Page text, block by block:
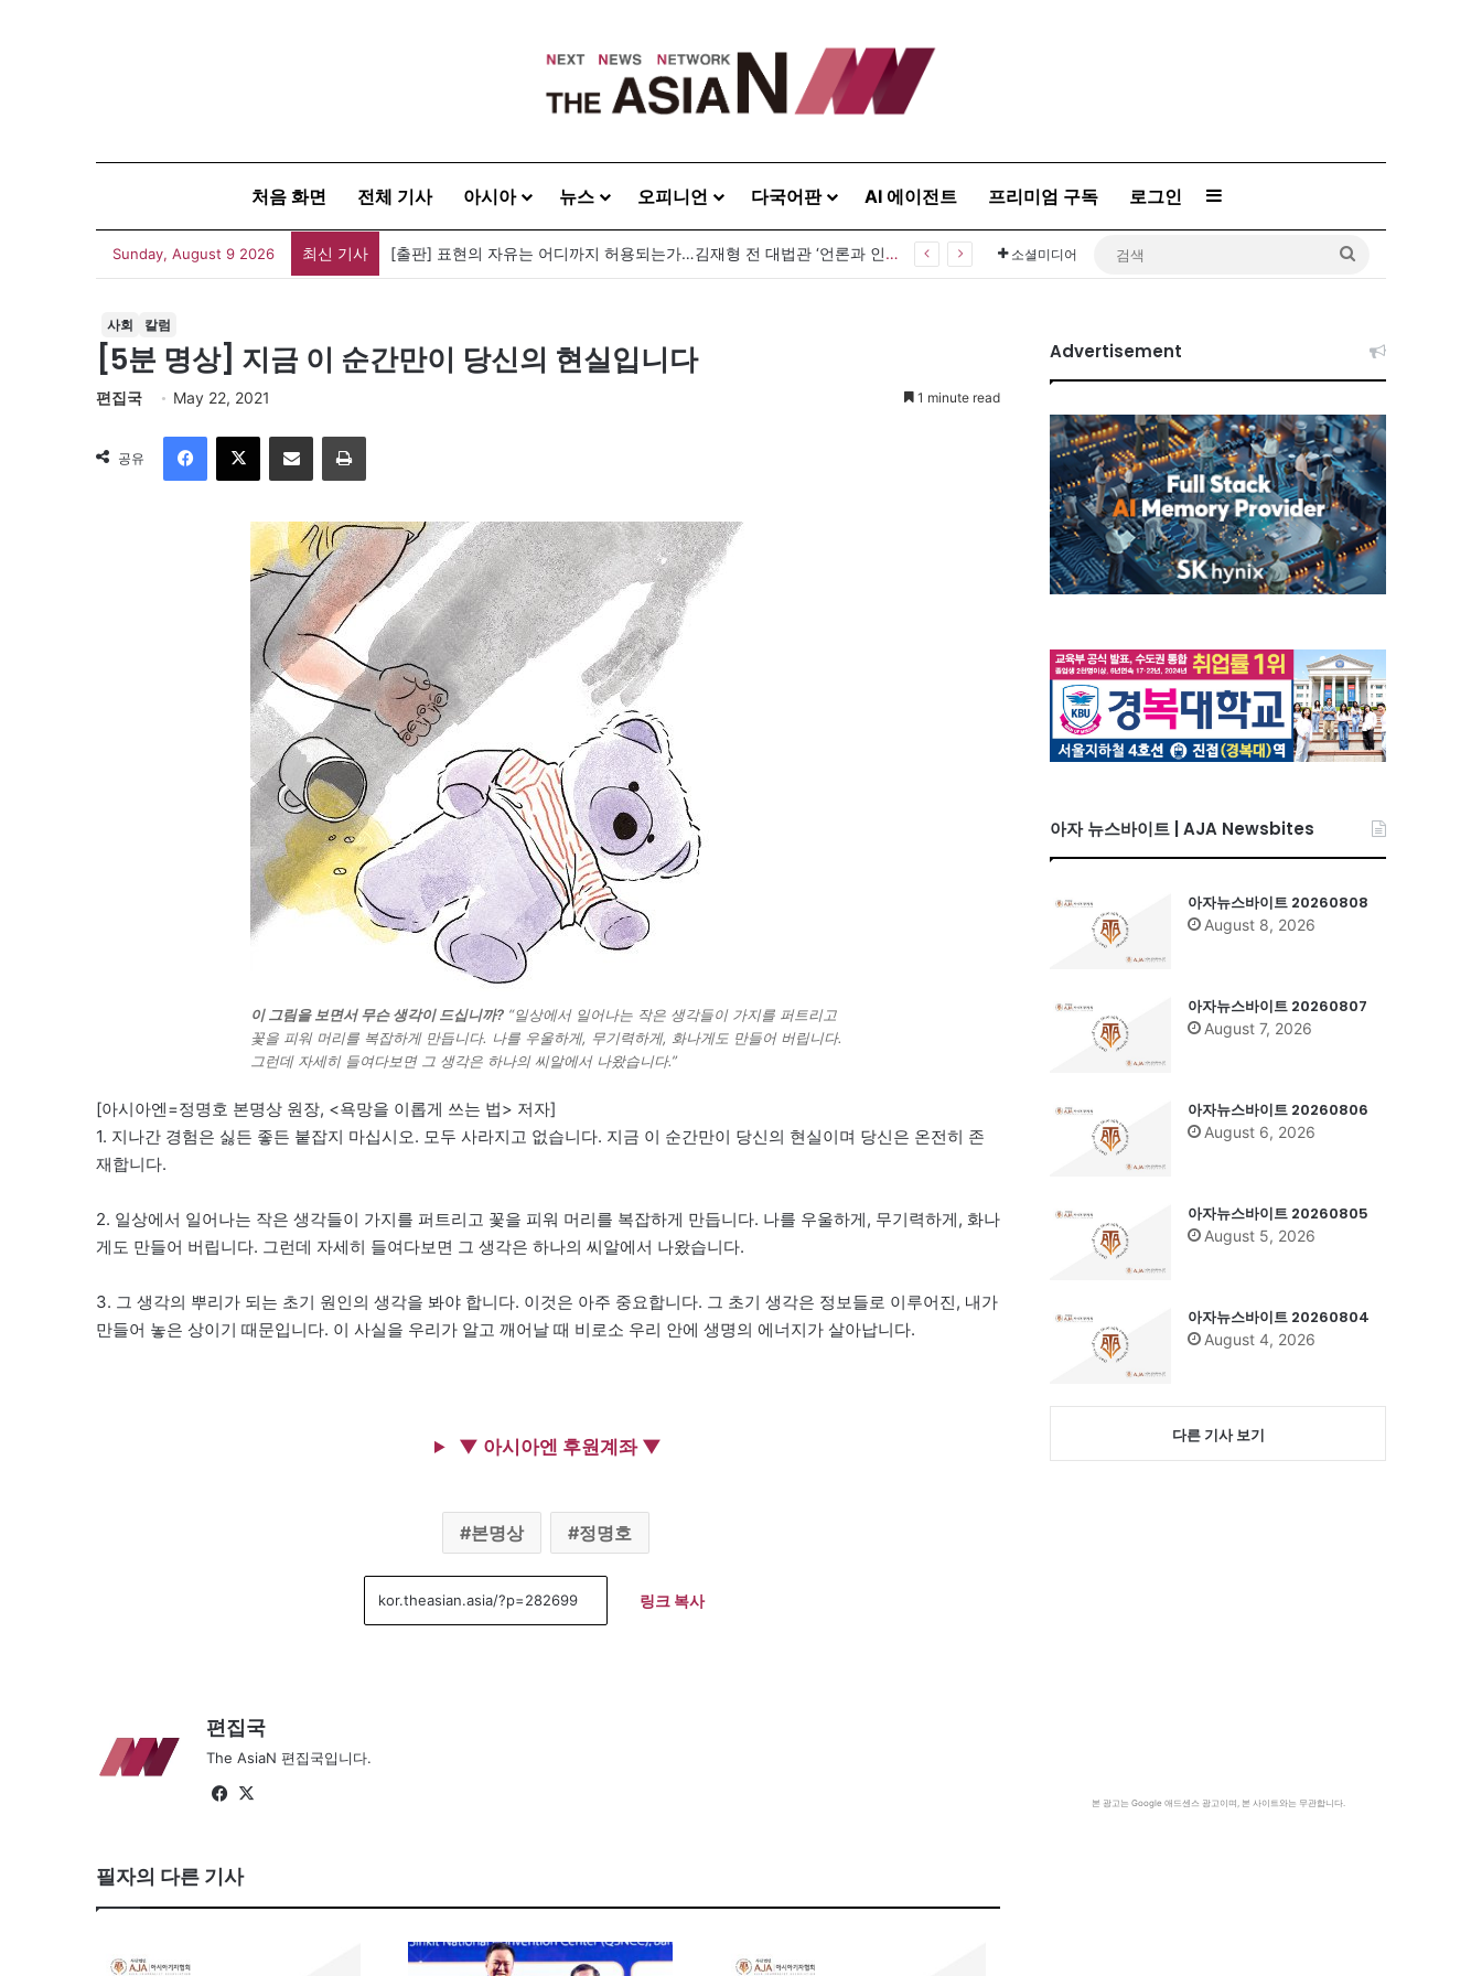
처음 화면 전체 기사 아시아 뉴스 오피니언 다국어판 AI 에이전트 프리미엄 구독 로그인 Sidebar
Sunday, August 9 2026 최신 기사 [출판] 표현의 자유는 어디까지 허용되는가…김재형 전 대법관 ‘언론과 인격권’ 소셜미디어
사회 칼럼
[5분 명상] 지금 이 순간만이 당신의 현실입니다
편집국 May 22, 2021 1 minute read
공유
이메일
이 그림을 보면서 무슨 생각이 드십니까? “일상에서 일어나는 작은 생각들이 가지를 퍼트리고
꽃을 피워 머리를 복잡하게 만듭니다. 나를 우울하게, 무기력하게, 화나게도 만들어 버립니다.
그런데 자세히 들여다보면 그 생각은 하나의 씨알에서 나왔습니다.”
[아시아엔=정명호 본명상 원장, <욕망을 이롭게 쓰는 법> 저자]
1. 지나간 경험은 싫든 좋든 붙잡지 마십시오. 모두 사라지고 없습니다. 지금 이 순간만이 당신의 현실이며 당신은 온전히 존
재합니다.
2. 일상에서 일어나는 작은 생각들이 가지를 퍼트리고 꽃을 피워 머리를 복잡하게 만듭니다. 나를 우울하게, 무기력하게, 화나
게도 만들어 버립니다. 그런데 자세히 들여다보면 그 생각은 하나의 씨알에서 나왔습니다.
3. 그 생각의 뿌리가 되는 초기 원인의 생각을 봐야 합니다. 이것은 아주 중요합니다. 그 초기 생각은 정보들로 이루어진, 내가
만들어 놓은 상이기 때문입니다. 이 사실을 우리가 알고 깨어날 때 비로소 우리 안에 생명의 에너지가 살아납니다.
▼ 아시아엔 후원계좌 ▼
본명상 정명호
링크 복사
편집국
The AsiaN 편집국입니다.
Fa
ok
필자의 다른 기사
Advertisement
아자 뉴스바이트 | AJA Newsbites
아자뉴스바이트 20260808
August 8, 2026
아자뉴스바이트 20260807
August 7, 2026
아자뉴스바이트 20260806
August 6, 2026
아자뉴스바이트 20260805
August 5, 2026
아자뉴스바이트 20260804
August 4, 2026
다른 기사 보기
본 광고는 Google 애드센스 광고이며, 본 사이트와는 무관합니다.